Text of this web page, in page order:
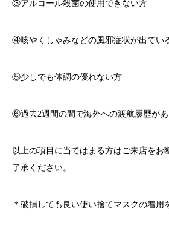
③アルコール殺菌の使用できない方
④咳やくしゃみなどの風邪症状が出てい
⑤少しでも体調の優れない方
⑥過去2週間の間で海外への渡航履歴が
以上の項目に当てはまる方はご来店をお
了承ください。
＊破損しても良い使い捨てマスクの着用